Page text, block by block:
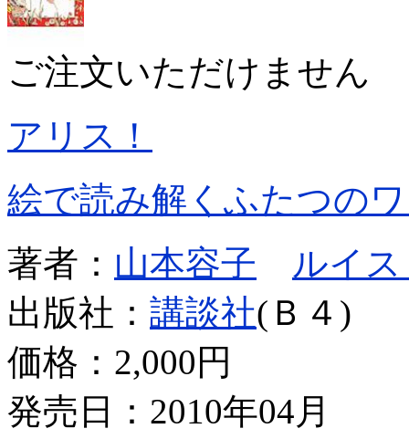
ご注文いただけません
アリス！
絵で読み解くふたつの
著者： 山本容子
ルイ
出版社： 講談社(Ｂ４)
価格： 2,000円
発売日：2010年04月